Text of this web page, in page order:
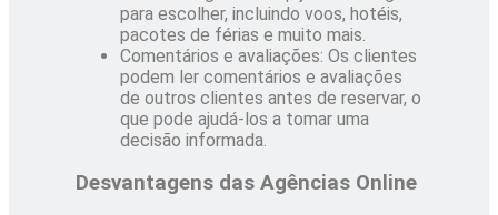
para escolher, incluindo voos, hotéis,
pacotes de férias e muito mais.
Comentários e avaliações: Os clientes
podem ler comentários e avaliações
de outros clientes antes de reservar, o
que pode ajudá-los a tomar uma
decisão informada.
Desvantagens das Agências Online